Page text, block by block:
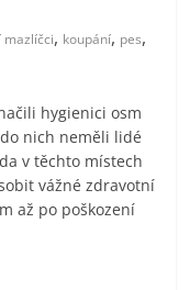
mazlíčci, koupání, pes,
hygienici osm
nich neměli lidé
v těchto místech
vážné zdravotní
až po poškození